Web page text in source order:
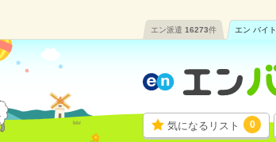
エン派遣 16273件 エン バイト
気になるリスト 0